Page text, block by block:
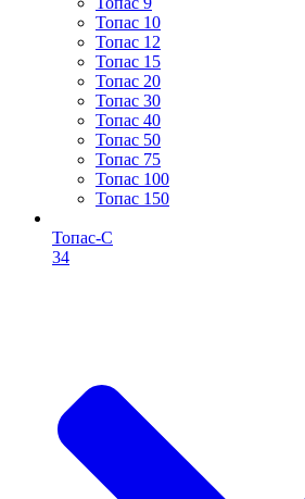
Топас 10
Топас 12
Топас 15
Топас 20
Топас 30
Топас 40
Топас 50
Топас 75
Топас 100
Топас 150
Топас-С
34